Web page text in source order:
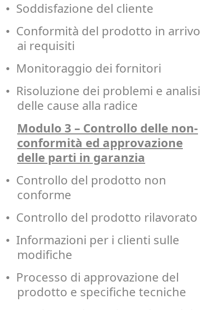
• Soddisfazione del cliente
• Conformità del prodotto in arrivo
ai requisiti
• Monitoraggio dei fornitori
• Risoluzione dei problemi e analisi
delle cause alla radice
Modulo 3 – Controllo delle non-
conformità ed approvazione
delle parti in garanzia
• Controllo del prodotto non
conforme
• Controllo del prodotto rilavorato
• Informazioni per i clienti sulle
modifiche
• Processo di approvazione del
prodotto e specifiche tecniche